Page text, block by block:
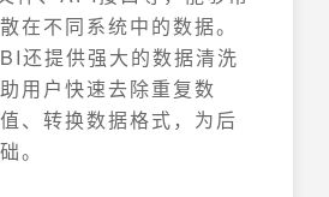
在不同系统中的数据。
还提供强大的数据清洗
用户快速去除重复数
、转换数据格式，为后
。